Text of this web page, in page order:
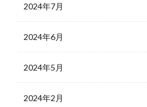
2024年7月
2024年6月
2024年5月
2024年2月